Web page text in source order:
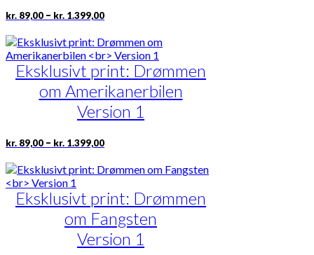
kr. 89,00 – kr. 1.399,00Prisinterval:
kr. 1.399,00
Dette
har
flere
varianter.
Mulighederne
kan
vælges
på
Eksklusivt print: Drømmen
om Amerikanerbilen
Version 1
kr. 89,00 – kr. 1.399,00Prisinterval:
kr. 1.399,00
Dette
har
varianter.
Mulighederne
kan
vælges
på
Eksklusivt print: Drømmen
om Fangsten
Version 1